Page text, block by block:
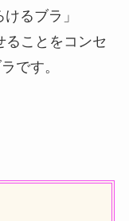
るブラ」
ることをコンセ
です。